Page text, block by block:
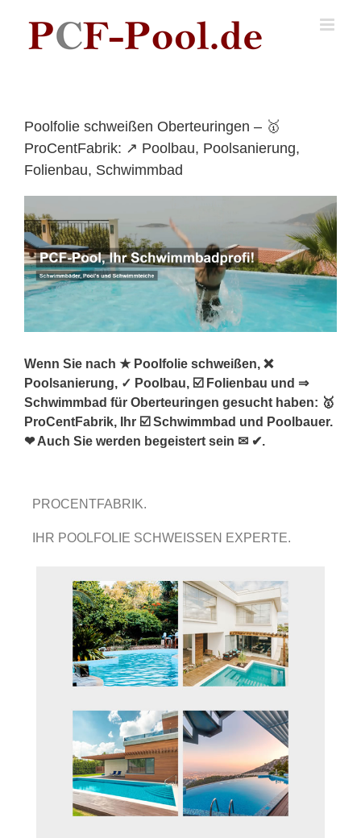
content
Poolfolie schweißen Oberteuringen – 🥇
ProCentFabrik: ↗️ Poolbau, Poolsanierung,
Folienbau, Schwimmbad
Wenn Sie nach ★ Poolfolie schweißen, ❌
Poolsanierung, ✓ Poolbau, ☑️ Folienbau und ⇒
Schwimmbad für Oberteuringen gesucht haben: 🥇
ProCentFabrik, Ihr ☑️ Schwimmbad und Poolbauer.
❤ Auch Sie werden begeistert sein ✉ ✔.
PROCENTFABRIK.
IHR POOLFOLIE SCHWEISSEN EXPERTE.